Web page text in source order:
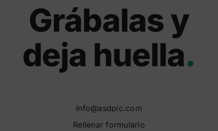
Grábalas y
deja huella.
info@asdpic.com
Rellenar formulario